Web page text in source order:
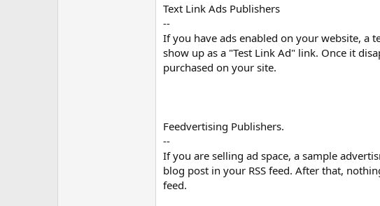
Text Link Ads Publishers
--
If you have ads enabled on your website, a
show up as a "Test Link Ad" link. Once it
purchased on your site.
Feedvertising Publishers.
--
If you are selling ad space, a sample
blog post in your RSS feed. After that,
feed.